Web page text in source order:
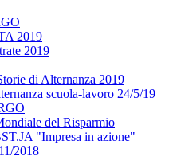
2019
2019
di Alternanza 2019
scuola-lavoro 24/5/19
del Risparmio
"Impresa in azione"
2018